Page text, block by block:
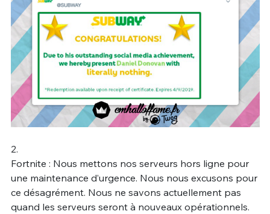
2.
Fortnite : Nous mettons nos serveurs hors ligne pour
une maintenance d’urgence. Nous nous excusons pour
ce désagrément. Nous ne savons actuellement pas
quand les serveurs seront à nouveaux opérationnels.